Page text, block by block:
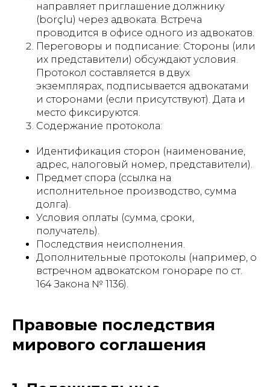
направляет приглашение должнику
(borçlu) через адвоката. Встреча
проводится в офисе одного из адвокатов.
Переговоры и подписание: Стороны (или
их представители) обсуждают условия.
Протокол составляется в двух
экземплярах, подписывается адвокатами
и сторонами (если присутствуют). Дата и
место фиксируются.
Содержание протокола:
Идентификация сторон (наименование,
адрес, налоговый номер, представители).
Предмет спора (ссылка на
исполнительное производство, сумма
долга).
Условия оплаты (сумма, сроки,
получатель).
Последствия неисполнения.
Дополнительные протоколы (например, о
встречном адвокатском гонораре по ст.
164 Закона № 1136).
Правовые последствия
мирового соглашения